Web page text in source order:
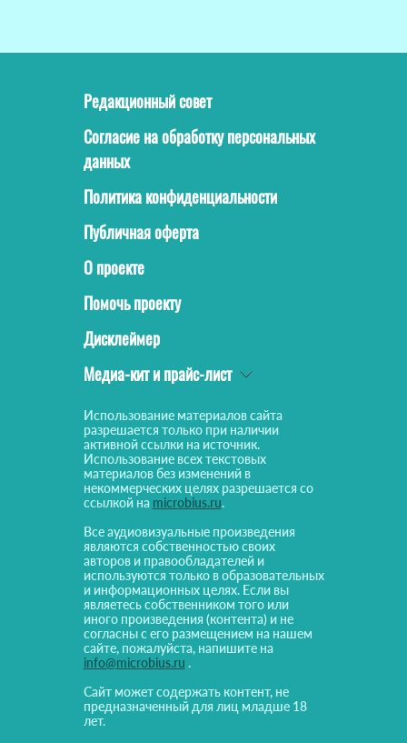
Редакционный совет
Согласие на обработку персональных
данных
Политика конфиденциальности
Публичная оферта
О проекте
Помочь проекту
Дисклеймер
Медиа-кит и прайс-лист
Использование материалов сайта
разрешается только при наличии
активной ссылки на источник.
Использование всех текстовых
материалов без изменений в
некоммерческих целях разрешается со
ссылкой на microbius.ru.
Все аудиовизуальные произведения
являются собственностью своих
авторов и правообладателей и
используются только в образовательных
и информационных целях. Если вы
являетесь собственником того или
иного произведения (контента) и не
согласны с его размещением на нашем
сайте, пожалуйста, напишите на
info@microbius.ru .
Сайт может содержать контент, не
предназначенный для лиц младше 18
лет.